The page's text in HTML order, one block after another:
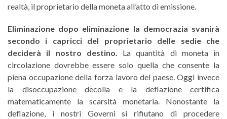
realtà, il proprietario della moneta all’atto di emissione.
Eliminazione dopo eliminazione la democrazia svanirà
secondo i capricci del proprietario delle sedie che
deciderà il nostro destino. La quantità di moneta in
circolazione dovrebbe essere solo quella che consente la
piena occupazione della forza lavoro del paese. Oggi invece
la disoccupazione decolla e la deflazione certifica
matematicamente la scarsità monetaria. Nonostante la
deflazione, i nostri Governi si rifiutano di procedere